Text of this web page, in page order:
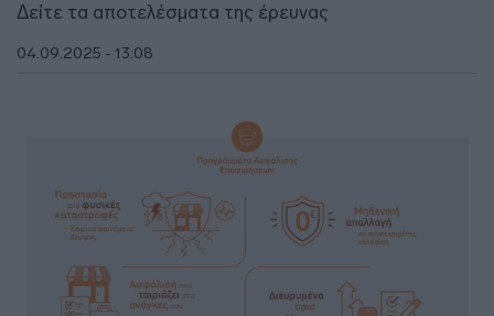
Δείτε τα αποτελέσματα της έρευνας
04.09.2025 - 13:08